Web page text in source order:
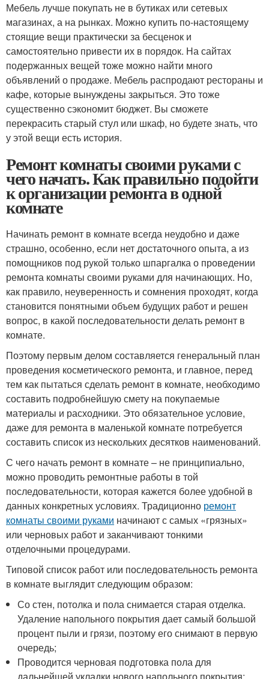
Мебель лучше покупать не в бутиках или сетевых
магазинах, а на рынках. Можно купить по-настоящему
стоящие вещи практически за бесценок и
самостоятельно привести их в порядок. На сайтах
подержанных вещей тоже можно найти много
объявлений о продаже. Мебель распродают рестораны и
кафе, которые вынуждены закрыться. Это тоже
существенно сэкономит бюджет. Вы сможете
перекрасить старый стул или шкаф, но будете знать, что
у этой вещи есть история.
Ремонт комнаты своими руками с
чего начать. Как правильно подойти
к организации ремонта в одной
комнате
Начинать ремонт в комнате всегда неудобно и даже
страшно, особенно, если нет достаточного опыта, а из
помощников под рукой только шпаргалка о проведении
ремонта комнаты своими руками для начинающих. Но,
как правило, неуверенность и сомнения проходят, когда
становится понятными объем будущих работ и решен
вопрос, в какой последовательности делать ремонт в
комнате.
Поэтому первым делом составляется генеральный план
проведения косметического ремонта, и главное, перед
тем как пытаться сделать ремонт в комнате, необходимо
составить подробнейшую смету на покупаемые
материалы и расходники. Это обязательное условие,
даже для ремонта в маленькой комнате потребуется
составить список из нескольких десятков наименований.
С чего начать ремонт в комнате – не принципиально,
можно проводить ремонтные работы в той
последовательности, которая кажется более удобной в
данных конкретных условиях. Традиционно ремонт
комнаты своими руками начинают с самых «грязных»
или черновых работ и заканчивают тонкими
отделочными процедурами.
Типовой список работ или последовательность ремонта
в комнате выглядит следующим образом:
Со стен, потолка и пола снимается старая отделка.
Удаление напольного покрытия дает самый большой
процент пыли и грязи, поэтому его снимают в первую
очередь;
Проводится черновая подготовка пола для